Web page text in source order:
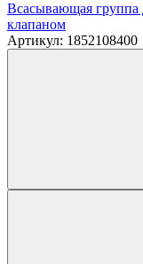
Всасывающая
клапаном
Артикул: 1852108400